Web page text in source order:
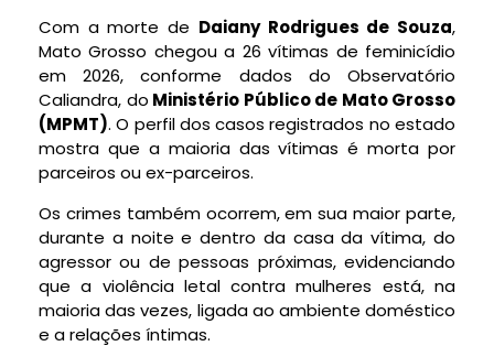
Com a morte de Daiany Rodrigues de Souza,
Mato Grosso chegou a 26 vítimas de feminicídio
em 2026, conforme dados do Observatório
Caliandra, do Ministério Público de Mato Grosso
(MPMT). O perfil dos casos registrados no estado
mostra que a maioria das vítimasé morta por
parceiros ou ex-parceiros.
Os crimes também ocorrem, em sua maior parte,
durante a noite e dentro da casa da vítima, do
agressor ou de pessoas próximas, evidenciando
que a violência letal contra mulheres está, na
maioria das vezes, ligada ao ambiente doméstico
e a relações íntimas.